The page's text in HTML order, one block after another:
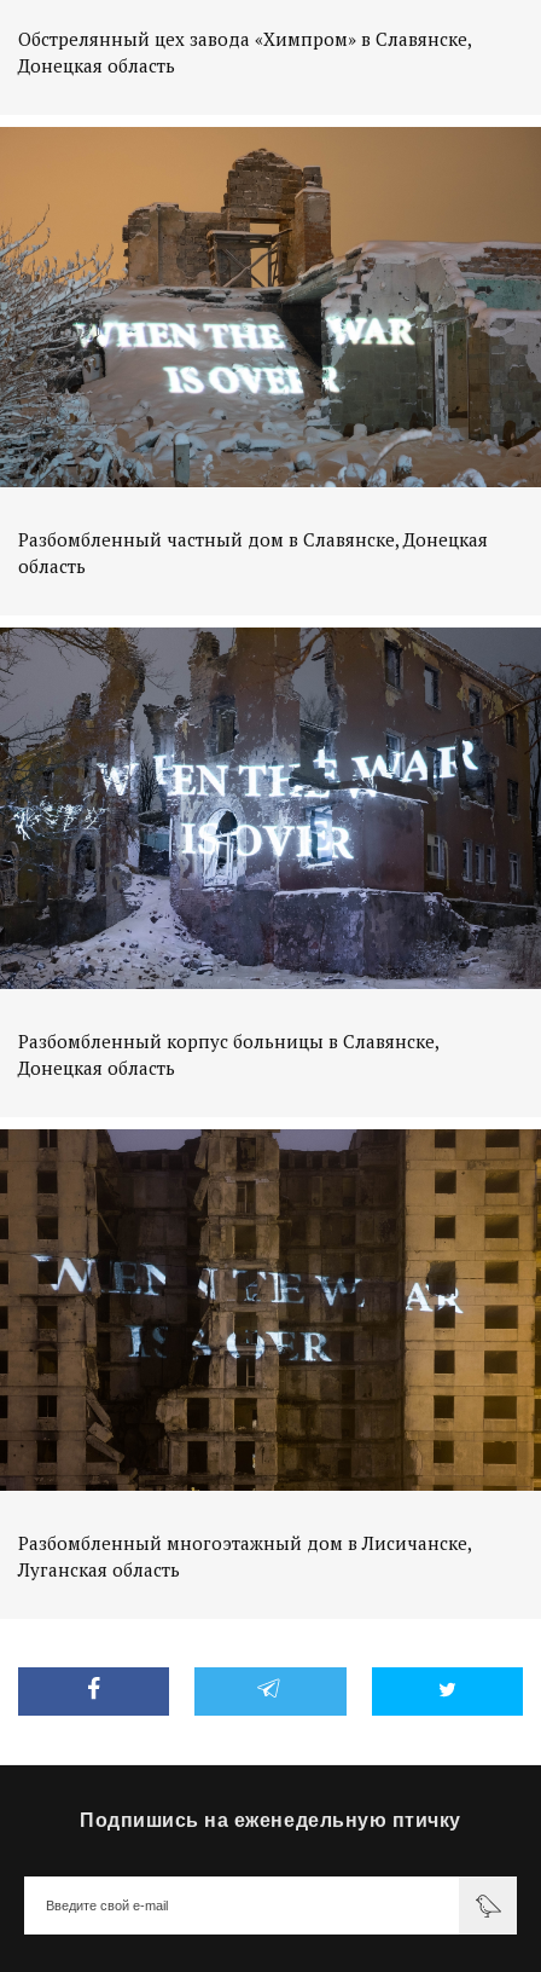
Обстрелянный цех завода «Химпром» в Славянске,
Донецкая область
Разбомбленный частный дом в Славянске, Донецкая
область
Разбомбленный корпус больницы в Славянске,
Донецкая область
Разбомбленный многоэтажный дом в Лисичанске,
Луганская область
Подпишись на еженедельную птичку